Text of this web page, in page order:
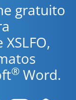
gratuito
® Word.